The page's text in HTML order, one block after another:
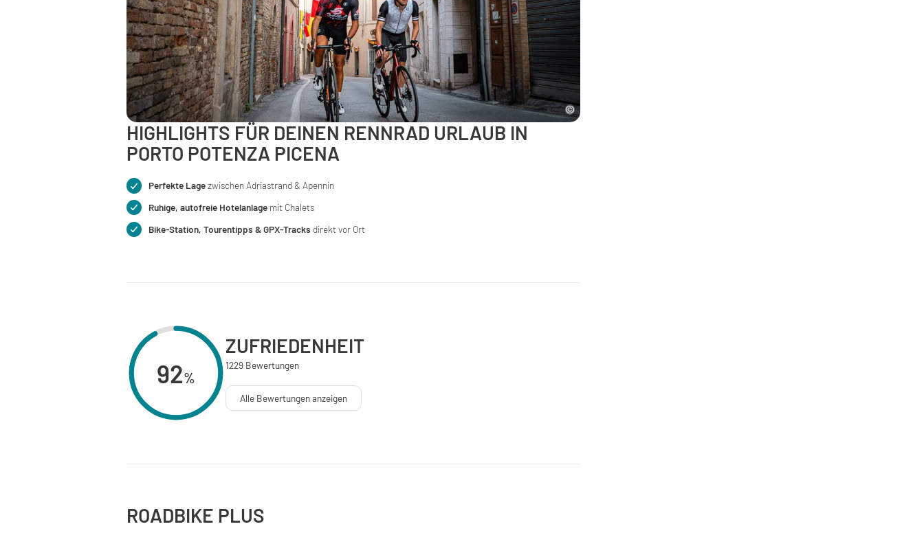
HIGHLIGHTS FÜR DEINEN RENNRAD URLAUB IN
PORTO POTENZA PICENA
Perfekte Lagezwischen Adriastrand & Apennin
Ruhige, autofreie Hotelanlage mit Chalets
Bike-Station, Tourentipps & GPX-Tracks direkt vor Ort
92%
ZUFRIEDENHEIT
1229 Bewertungen
Alle Bewertungen anzeigen
ROADBIKE PLUS